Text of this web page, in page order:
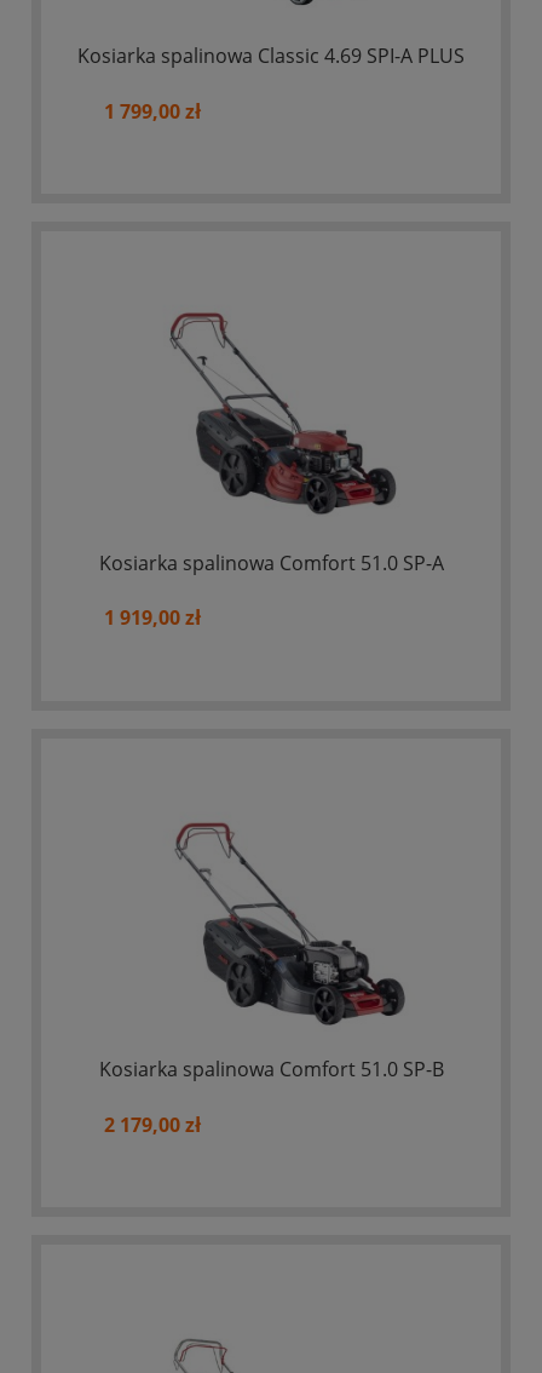
Kosiarka spalinowa Classic 4.69 SPI-A PLUS
1 799,00 zł
Kosiarka spalinowa Comfort 51.0 SP-A
1 919,00 zł
Kosiarka spalinowa Comfort 51.0 SP-B
2 179,00 zł